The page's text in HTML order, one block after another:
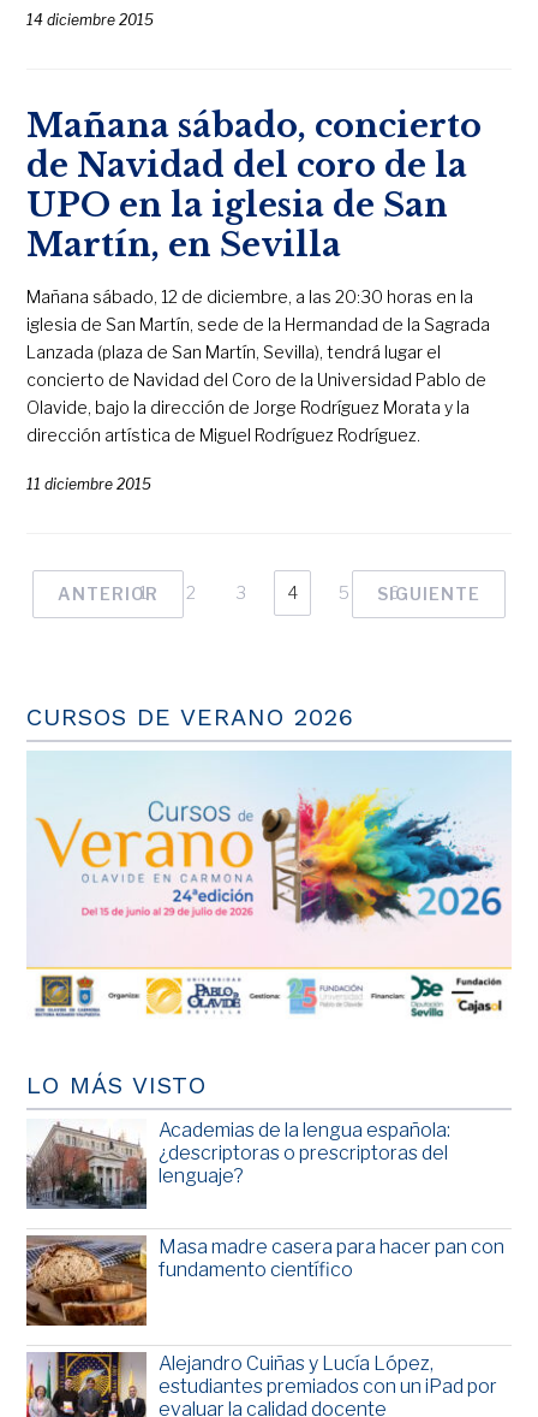
14 diciembre 2015
Mañana sábado, concierto
de Navidad del coro de la
UPO en la iglesia de San
Martín, en Sevilla
Mañana sábado, 12 de diciembre, a las 20:30 horas en la
iglesia de San Martín, sede de la Hermandad de la Sagrada
Lanzada (plaza de San Martín, Sevilla), tendrá lugar el
concierto de Navidad del Coro de la Universidad Pablo de
Olavide, bajo la dirección de Jorge Rodríguez Morata y la
dirección artística de Miguel Rodríguez Rodríguez.
11 diciembre 2015
ANTERIOR
1 2 3 4 5 6
SIGUIENTE
CURSOS DE VERANO 2026
LO MÁS VISTO
Academias de la lengua española:
¿descriptoras o prescriptoras del
lenguaje?
Masa madre casera para hacer pan con
fundamento científico
Alejandro Cuiñas y Lucía López,
estudiantes premiados con un iPad por
evaluar la calidad docente